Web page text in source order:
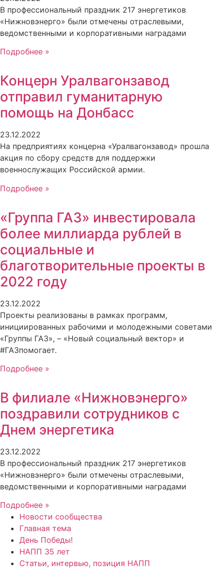
В профессиональный праздник 217 энергетиков
«Нижновэнерго» были отмечены отраслевыми,
ведомственными и корпоративными наградами
Подробнее »
Концерн Уралвагонзавод
отправил гуманитарную
помощь на Донбасс
23.12.2022
На предприятиях концерна «Уралвагонзавод» прошла
акция по сбору средств для поддержки
военнослужащих Российской армии.
Подробнее »
«Группа ГАЗ» инвестировала
более миллиарда рублей в
социальные и
благотворительные проекты в
2022 году
23.12.2022
Проекты реализованы в рамках программ,
инициированных рабочими и молодежными советами
«Группы ГАЗ», – «Новый социальный вектор» и
#ГАЗпомогает.
Подробнее »
В филиале «Нижновэнерго»
поздравили сотрудников с
Днем энергетика
23.12.2022
В профессиональный праздник 217 энергетиков
«Нижновэнерго» были отмечены отраслевыми,
ведомственными и корпоративными наградами
Подробнее »
Новости сообщества
Главная тема
День Победы!
НАПП 35 лет
Статьи, интервью, позиция НАПП